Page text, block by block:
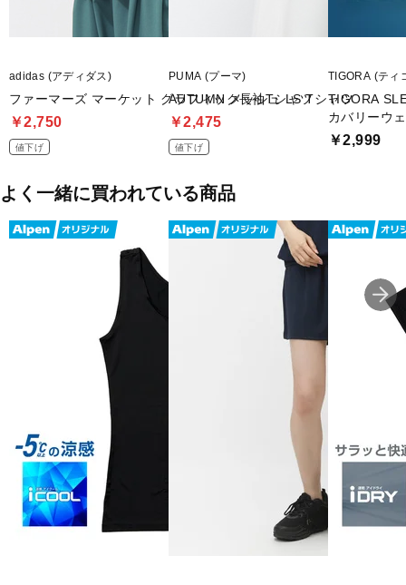
adidas (アディダス)
ファーマーズ マーケット グラフィック長袖Tシャツ
￥2,750
値下げ
PUMA (プーマ)
AUTUMN メッシュ LS Tシャツ
￥2,475
値下げ
TIGORA (ティ
TIGORA
カバリーウ
￥2,999
よく一緒に買われている商品